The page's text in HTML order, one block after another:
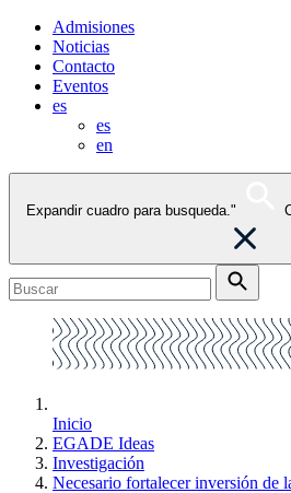
Admisiones
Noticias
Contacto
Eventos
es
es
en
Expandir cuadro para busqueda."
Inicio
EGADE Ideas
Investigación
Necesario fortalecer inversión de